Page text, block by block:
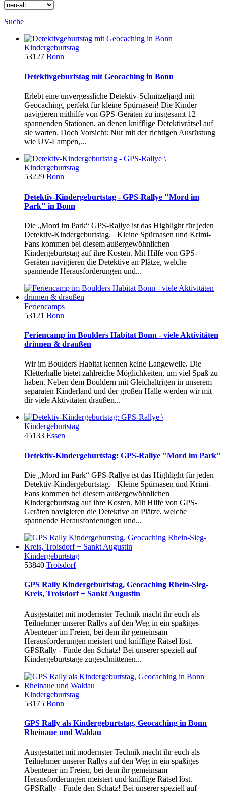
Suche
Kindergeburtstag
53127 Bonn
Detektivgeburtstag mit Geocaching in Bonn
Erlebt eine unvergessliche Detektiv-Schnitzeljagd mit
Geocaching, perfekt für kleine Spürnasen! Die Kinder
navigieren mithilfe von GPS-Geräten zu insgesamt 12
spannenden Stationen, an denen knifflige Detektivrätsel auf
sie warten. Doch Vorsicht: Nur mit der richtigen Ausrüstung
wie UV-Lampen,...
Kindergeburtstag
53229 Bonn
Detektiv-Kindergeburtstag - GPS-Rallye "Mord im
Park" in Bonn
Die „Mord im Park“ GPS-Rallye ist das Highlight für jeden
Detektiv-Kindergeburtstag. Kleine Spürnasen und Krimi-
Fans kommen bei diesem außergewöhnlichen
Kindergeburtstag auf ihre Kosten. Mit Hilfe von GPS-
Geräten navigieren die Detektive an Plätze, welche
spannende Herausforderungen und...
Feriencamps
53121 Bonn
Feriencamp im Boulders Habitat Bonn - viele Aktivitäten
drinnen & draußen
Wir im Boulders Habitat kennen keine Langeweile. Die
Kletter­halle bietet zahlreiche Möglichkeiten, um viel Spaß zu
haben. Neben dem Bouldern mit Gleichaltrigen in unserem
separaten Kinderland und der großen Halle werden wir mit
dir viele Aktivitäten draußen...
Kindergeburtstag
45133 Essen
Detektiv-Kindergeburtstag: GPS-Rallye "Mord im Park"
Die „Mord im Park“ GPS-Rallye ist das Highlight für jeden
Detektiv-Kindergeburtstag. Kleine Spürnasen und Krimi-
Fans kommen bei diesem außergewöhnlichen
Kindergeburtstag auf ihre Kosten. Mit Hilfe von GPS-
Geräten navigieren die Detektive an Plätze, welche
spannende Herausforderungen und...
Kindergeburtstag
53840 Troisdorf
GPS Rally Kindergeburtstag, Geocaching Rhein-Sieg-
Kreis, Troisdorf + Sankt Augustin
Ausgestattet mit modernster Technik macht ihr euch als
Teilnehmer unserer Rallys auf den Weg in ein spaßiges
Abenteuer im Freien, bei dem ihr gemeinsam
Herausforderungen meistert und knifflige Rätsel löst.
GPSRally - Finde den Schatz! Bei unserer speziell auf
Kindergeburtstage zugeschnittenen...
Kindergeburtstag
53175 Bonn
GPS Rally als Kindergeburtstag, Geocaching in Bonn
Rheinaue und Waldau
Ausgestattet mit modernster Technik macht ihr euch als
Teilnehmer unserer Rallys auf den Weg in ein spaßiges
Abenteuer im Freien, bei dem ihr gemeinsam
Herausforderungen meistert und knifflige Rätsel löst.
GPSRally - Finde den Schatz! Bei unserer speziell auf